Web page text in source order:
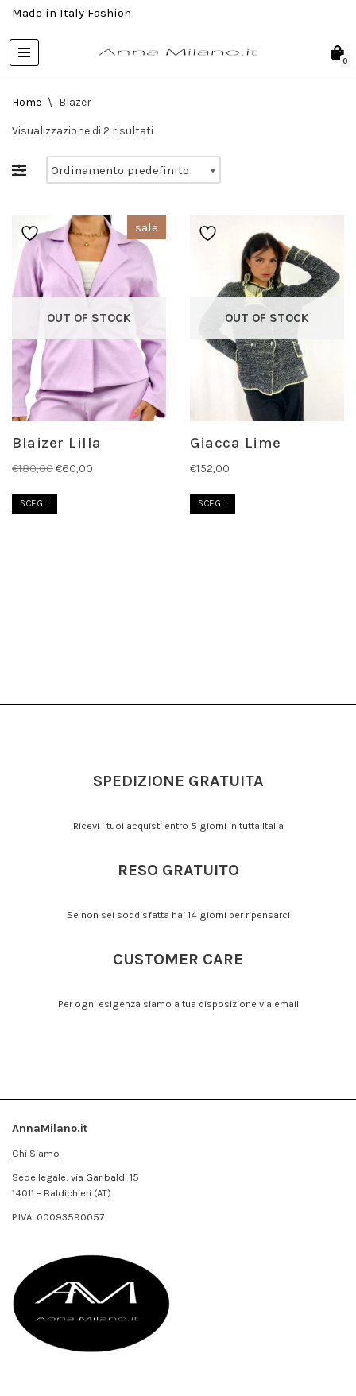
Skip
to
Made in Italy Fashion
0
Home \ Blazer
Visualizzazione di 2 risultati
sale
OUT OF STOCK
Blaizer Lilla
€180,00€60,00
SCEGLI
OUT OF STOCK
Giacca Lime
€152,00
SCEGLI
SPEDIZIONE GRATUITA
Ricevi i tuoi acquisti entro 5 giorni in tutta Italia
RESO GRATUITO
Se non sei soddisfatta hai 14 giorni per ripensarci
CUSTOMER CARE
Per ogni esigenza siamo a tua disposizione via email
AnnaMilano.it
Chi Siamo
Sede legale: via Garibaldi 15
14011 – Baldichieri (AT)
P.IVA: 00093590057